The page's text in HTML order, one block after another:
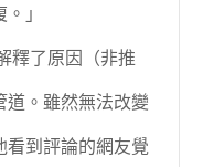
」
釋了原因（非推
。雖然無法改變
看到評論的網友覺